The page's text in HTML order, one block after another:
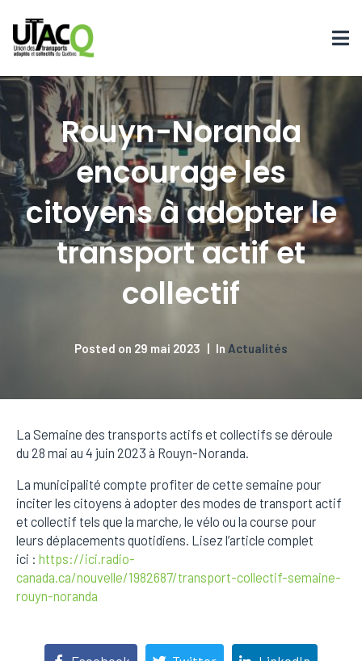
Rouyn-Noranda
encourage les
citoyens à adopter le
transport actif et
collectif
Posted on 29 mai 2023 In Actualités
La Semaine des transports actifs et collectifs se déroule
du 28 mai au 4 juin 2023 à Rouyn-Noranda.
La municipalité compte profiter de cette semaine pour
inciter les citoyens à adopter des modes de transport actif
et collectif tels que la marche, le vélo ou la course pour
leurs déplacements quotidiens. Lisez l’article complet
ici : https://ici.radio-
canada.ca/nouvelle/1982687/transport-collectif-semaine-
rouyn-noranda